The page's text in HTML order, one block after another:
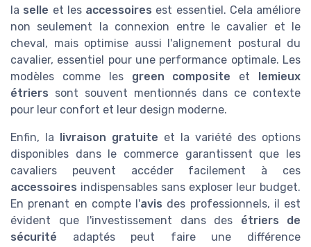
la selle et les accessoires est essentiel. Cela améliore
non seulement la connexion entre le cavalier et le
cheval, mais optimise aussi l'alignement postural du
cavalier, essentiel pour une performance optimale. Les
modèles comme les green composite et lemieux
étriers sont souvent mentionnés dans ce contexte
pour leur confort et leur design moderne.
Enfin, la livraison gratuite et la variété des options
disponibles dans le commerce garantissent que les
cavaliers peuvent accéder facilement à ces
accessoires indispensables sans exploser leur budget.
En prenant en compte l'avis des professionnels, il est
évident que l'investissement dans des étriers de
sécurité adaptés peut faire une différence